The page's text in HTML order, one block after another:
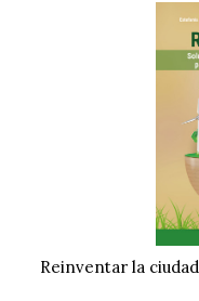
Reinventar la ciudad